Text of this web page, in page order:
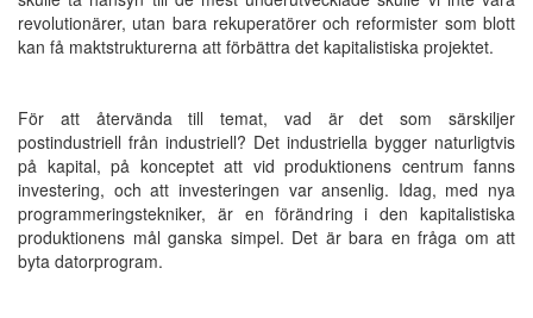
revolutionärer, utan bara rekuperatörer och reformister som blott
kan få maktstrukturerna att förbättra det kapitalistiska projektet.
För att återvända till temat, vad är det som särskiljer
postindustriell från industriell? Det industriella bygger naturligtvis
på kapital, på konceptet att vid produktionens centrum fanns
investering, och att investeringen var ansenlig. Idag, med nya
programmeringstekniker, är en förändring i den kapitalistiska
produktionens mål ganska simpel. Det är bara en fråga om att
byta datorprogram.